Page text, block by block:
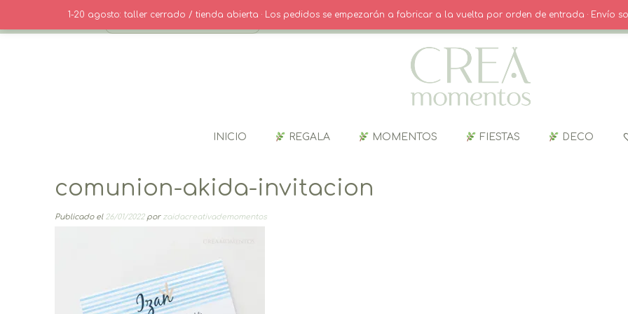
contenido
· CONTACTO · INICIO SESIÓN / REGISTRO CARRITO
INICIO REGALA MOMENTOS FIESTAS DECO
comunion-akida-invitacion
Publicado el 26/01/2022por zaidacreativademomentos
1-20 agosto: taller cerrado / tienda abierta · Los pedidos se empezarán a fabricar a la vuelta por orden de entrada · Envío